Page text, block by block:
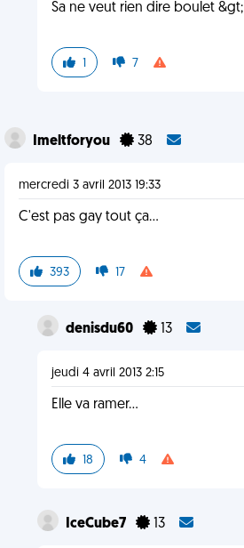
Sa ne veut rien dire boulet &gt;
1 7
Imeltforyou 38
mercredi 3 avril 2013 19:33
C'est pas gay tout ça...
393 17
denisdu60 13
jeudi 4 avril 2013 2:15
Elle va ramer...
18 4
IceCube7 13